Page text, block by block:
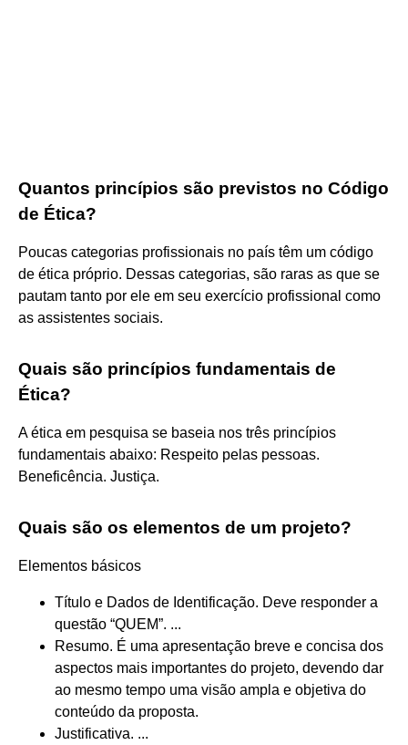
Quantos princípios são previstos no Código
de Ética?
Poucas categorias profissionais no país têm um código
de ética próprio. Dessas categorias, são raras as que se
pautam tanto por ele em seu exercício profissional como
as assistentes sociais.
Quais são princípios fundamentais de
Ética?
A ética em pesquisa se baseia nos três princípios
fundamentais abaixo: Respeito pelas pessoas.
Beneficência. Justiça.
Quais são os elementos de um projeto?
Elementos básicos
Título e Dados de Identificação. Deve responder a
questão “QUEM”. ...
Resumo. É uma apresentação breve e concisa dos
aspectos mais importantes do projeto, devendo dar
ao mesmo tempo uma visão ampla e objetiva do
conteúdo da proposta.
Justificativa. ...